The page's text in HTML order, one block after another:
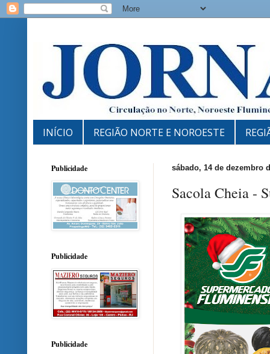
INÍCIO REGIÃO NORTE E NOROESTE
sábado, 14 de dezembro
Sacola Cheia -
Publicidade
Publicidade
Publicidade